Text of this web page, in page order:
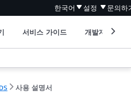
한국어 설정 문의하
서비스 가이드 개발자 도구
사용 설명서